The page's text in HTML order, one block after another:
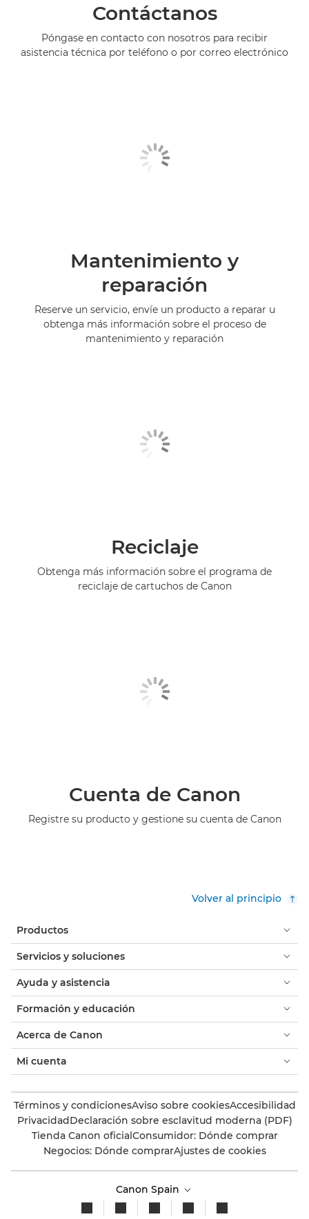
Contáctanos
Póngase en contacto con nosotros para recibir
asistencia técnica por teléfono o por correo electrónico
Mantenimiento y
reparación
Reserve un servicio, envíe un producto a reparar u
obtenga más información sobre el proceso de
mantenimiento y reparación
Reciclaje
Obtenga más información sobre el programa de
reciclaje de cartuchos de Canon
Cuenta de Canon
Registre su producto y gestione su cuenta de Canon
Volver al principio
Productos
Servicios y soluciones
Ayuda y asistencia
Formación y educación
Acerca de Canon
Mi cuenta
Términos y condicionesAviso sobre cookiesAccesibilidad
PrivacidadDeclaración sobre esclavitud moderna (PDF)
Tienda Canon oficialConsumidor: Dónde comprar
Negocios: Dónde comprarAjustes de cookies
Canon Spain